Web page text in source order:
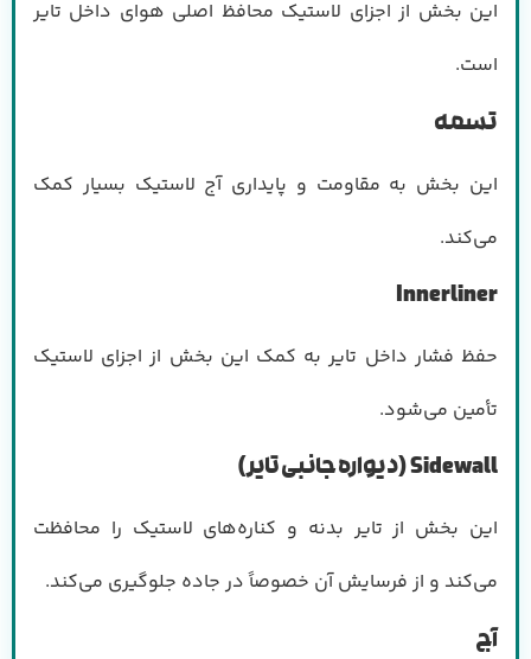
این بخش از اجزای لاستیک محافظ اصلی هوای داخل تایر
است.
تسمه
این بخش به مقاومت و پایداری آج لاستیک بسیار کمک
می‌کند.
Innerliner
حفظ فشار داخل تایر به کمک این بخش از اجزای لاستیک
تأمین می‌شود.
Sidewall (دیواره جانبی تایر)
این بخش از تایر بدنه و کناره‌های لاستیک را محافظت
می‌کند و از فرسایش آن خصوصاً در جاده جلوگیری می‌کند.
آج